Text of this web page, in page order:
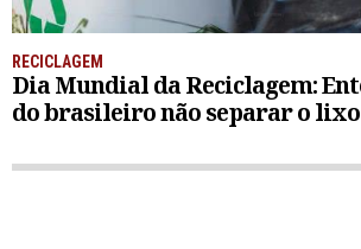
RECICLAGEM
Dia Mundial da Reciclagem:
do brasileiro não separar o lixo